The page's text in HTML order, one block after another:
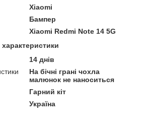
Xiaomi
Бампер
Xiaomi Redmi Note 14 5G
14 днів
На бічні грані чохла
малюнок не наноситься
Гарний кіт
Україна